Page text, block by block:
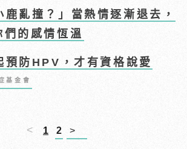
鹿亂撞？」當熱情逐漸退去，
們的感情恆溫
預防HPV，才有資格說愛
基金會
< 1 2 >